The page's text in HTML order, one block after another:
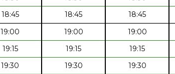
18:45
18:45 18:45
19:00
19:00 19:00
19:15
19:15 19:15
19:30
19:30 19:30